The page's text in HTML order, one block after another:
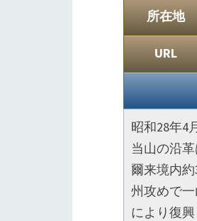
所在地
URL
昭和28年4
当山の沿
爾来境内
州攻めで
により復